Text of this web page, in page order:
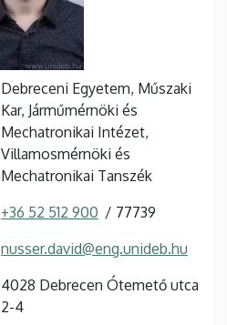
Debreceni Egyetem, Műszaki
Kar, Járműmérnöki és
Mechatronikai Intézet,
Villamosmérnöki és
Mechatronikai Tanszék
+36 52 512 900 77739
nusser.david@eng.unideb.hu
4028 Debrecen Ótemető utca
2-4